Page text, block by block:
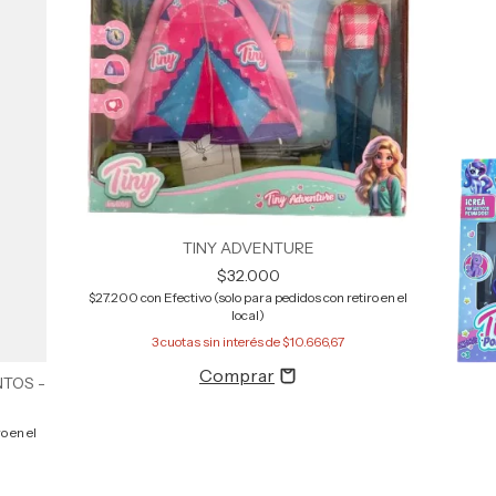
-
en el
TINY ADVENTURE
$32.000
$27.200 con Efectivo (solo para pedidos con retiro en el
local)
3cuotas sin interés de$10.666,67